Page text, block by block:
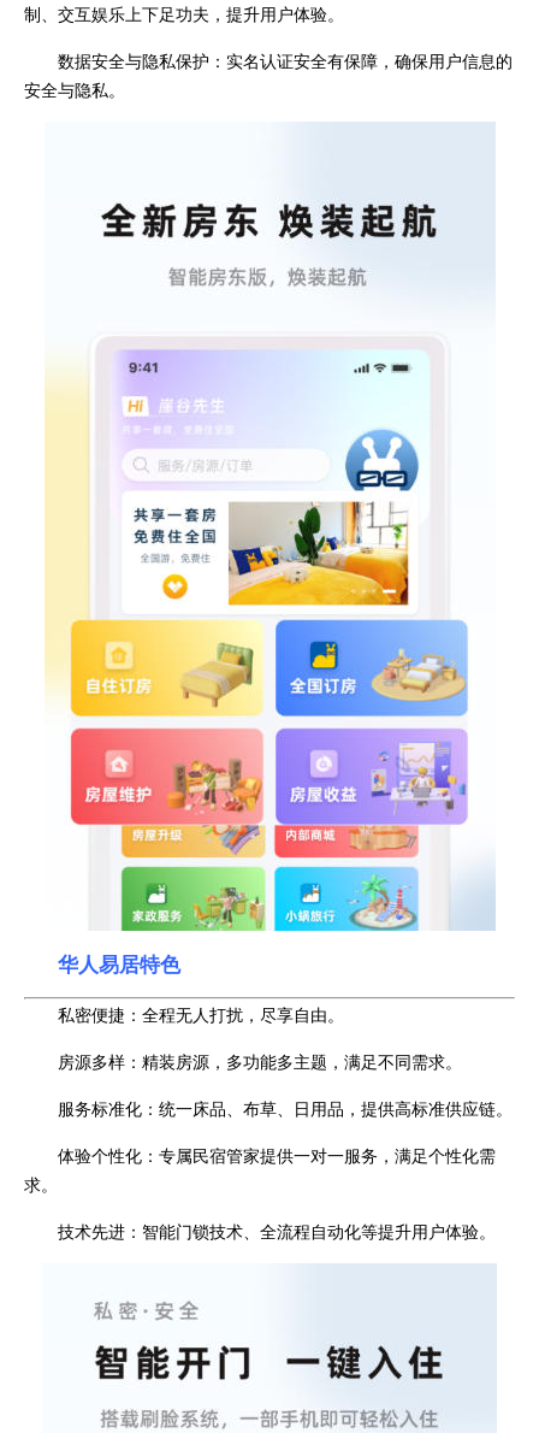
制、交互娱乐上下足功夫，提升用户体验。
数据安全与隐私保护：实名认证安全有保障，确保用户信息的
安全与隐私。
华人易居特色
私密便捷：全程无人打扰，尽享自由。
房源多样：精装房源，多功能多主题，满足不同需求。
服务标准化：统一床品、布草、日用品，提供高标准供应链。
体验个性化：专属民宿管家提供一对一服务，满足个性化需
求。
技术先进：智能门锁技术、全流程自动化等提升用户体验。